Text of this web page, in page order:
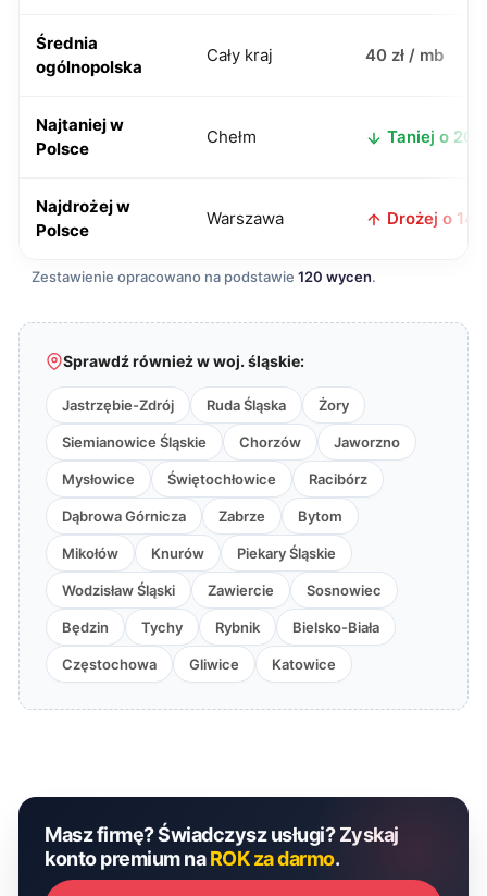
Średnia
ogólnopolska
Cały kraj 40 zł / mb
Najtaniej w
Polsce
Chełm Taniej o 20
Najdrożej w
Polsce
Warszawa Drożej o 14
Zestawienie opracowano na podstawie 120 wycen.
Sprawdź również w woj. śląskie:
Jastrzębie-Zdrój Ruda Śląska Żory
Siemianowice Śląskie Chorzów Jaworzno
Mysłowice Świętochłowice Racibórz
Dąbrowa Górnicza Zabrze Bytom
Mikołów Knurów Piekary Śląskie
Wodzisław Śląski Zawiercie Sosnowiec
Będzin Tychy Rybnik Bielsko-Biała
Częstochowa Gliwice Katowice
Masz firmę? Świadczysz usługi? Zyskaj
konto premium naROK za darmo.